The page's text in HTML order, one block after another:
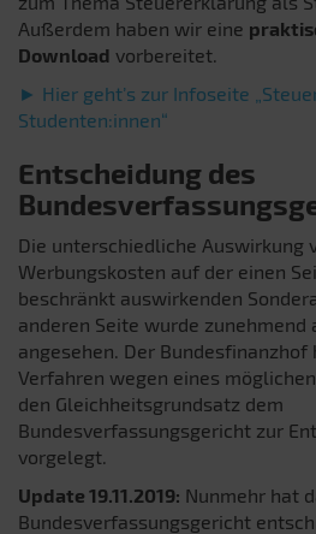
Außerdem haben wir eine
Download vorbereitet.
► Hier geht’s zur Infoseite
Studenten:innen“
Entscheidung des
Die unterschiedliche Auswirkung
Werbungskosten auf der einen
beschränkt auswirkenden
anderen Seite wurde zunehmend
angesehen. Der Bundesfinanzhof
Verfahren wegen eines
den Gleichheitsgrundsatz dem
Bundesverfassungsgericht zur
vorgelegt.
Update 19.11.2019: Nunmehr hat
Bundesverfassungsgericht